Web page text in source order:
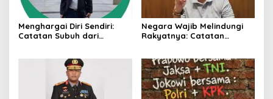
Menghargai Diri Sendiri:
Catatan Subuh dari
Negara Wajib Melindungi
Rakyatnya: Catatan
Kawah Ijen